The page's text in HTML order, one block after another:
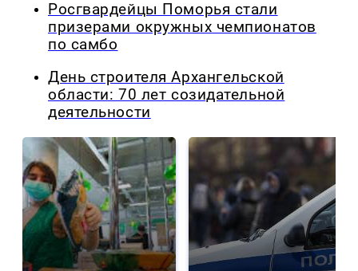
Росгвардейцы Поморья стали
призерами окружных чемпионатов
по самбо
День строителя Архангельской
области: 70 лет созидательной
деятельности